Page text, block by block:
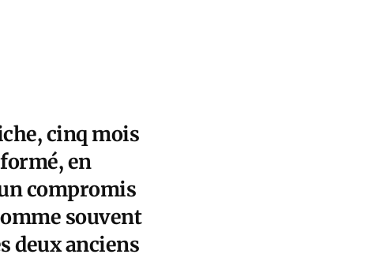
cinq mois
en
compromis
souvent
deux anciens